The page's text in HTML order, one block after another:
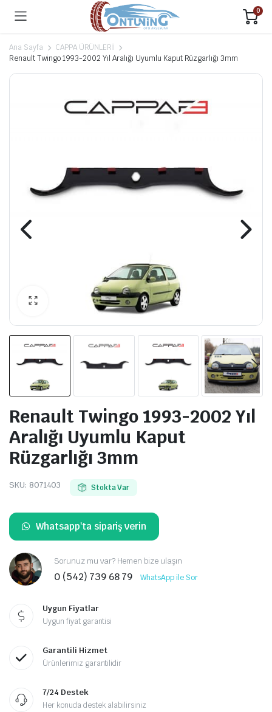
0
Ana Sayfa
CAPPA ÜRÜNLERİ
Renault Twingo 1993-2002 Yıl Aralığı Uyumlu Kaput Rüzgarlığı 3mm
Renault Twingo 1993-2002 Yıl
Aralığı Uyumlu Kaput
Rüzgarlığı 3mm
SKU: 8071403 Stokta Var
Whatsapp'ta sipariş verin
Sorunuz mu var? Hemen bize ulaşın
0 (542) 739 68 79 WhatsApp ile Sor
Uygun Fiyatlar
Uygun fiyat garantisi
Garantili Hizmet
Ürünlerimiz garantilidir
7/24 Destek
Her konuda destek alabilirsiniz